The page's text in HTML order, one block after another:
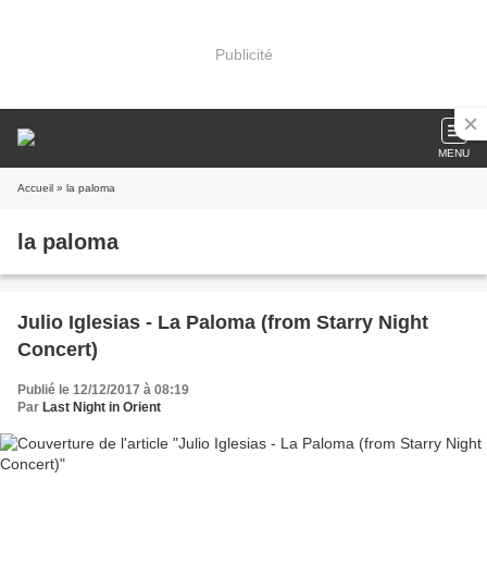
Publicité
MENU
Accueil » la paloma
la paloma
Julio Iglesias - La Paloma (from Starry Night
Concert)
Publié le 12/12/2017 à 08:19
Par Last Night in Orient